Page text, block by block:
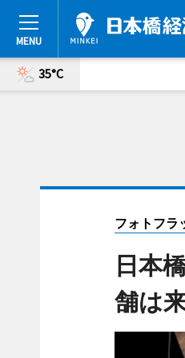
35°C
フォトフラ
日本
舗は